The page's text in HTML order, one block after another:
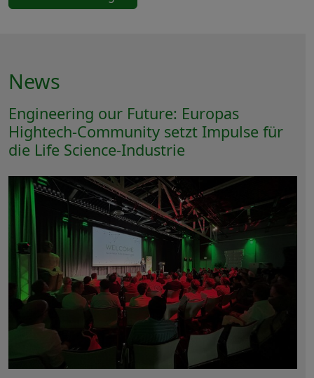
News
Engineering our Future: Europas
Hightech-Community setzt Impulse für
die Life Science-Industrie